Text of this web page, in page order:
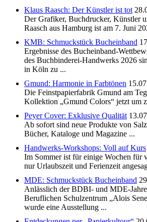
Klaus Raasch: Der Künstler ist tot
Der Grafiker, Buchdrucker, Künstler
Raasch aus Hamburg ist am 7. Juni
KMB: Schmuckstück Bucheinband
Ergebnisse des Bucheinband-
des Buchbinderei-Handwerks 2026
in Köln zu ...
Gmund: Harmonie in Farbtönen
Die Feinstpapierfabrik Gmund am
Kollektion „Gmund Colors“ jetzt um
Peyer Cover: Exklusive Qualität
Ab sofort sind neue Produkte von
Bücher, Kataloge und Magazine ...
Handwerks-Workshops: Voll auf Kurs
Im Sommer ist für einige Wochen für
nur Urlaubszeit und Ferienzeit
MDE: Schmuckstück Bucheinband
Anlässlich der BDBI- und MDE-
Beruflichen Schulzentrum „Alois
wurde eine Ausstellung ...